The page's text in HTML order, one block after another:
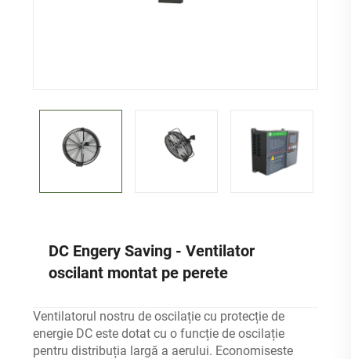
DC Engery Saving - Ventilator
oscilant montat pe perete
Ventilatorul nostru de oscilație cu protecție de
energie DC este dotat cu o funcție de oscilație
pentru distribuția largă a aerului. Economiseste